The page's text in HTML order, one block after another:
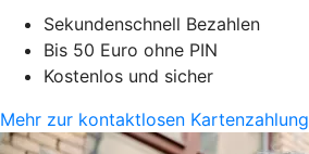
Sekundenschnell Bezahlen
Bis 50 Euro ohne PIN
Kostenlos und sicher
Mehr zur kontaktlosen Kartenzahlung